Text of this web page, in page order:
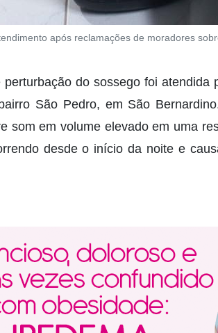
após reclamações de moradores
perturbação do sossego foi atendida
São Pedro, em São
som em volume elevado em uma
desde o início da noite e